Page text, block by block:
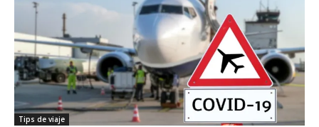
Thru
My
Tips de viaje